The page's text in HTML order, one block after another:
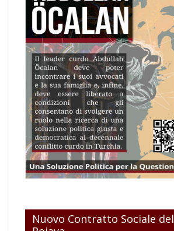
Nuovo Contratto Sociale del